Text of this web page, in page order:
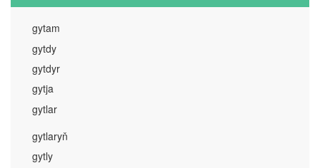
gytam
gytdy
gytdyr
gytja
gytlar
gytlaryň
gytly